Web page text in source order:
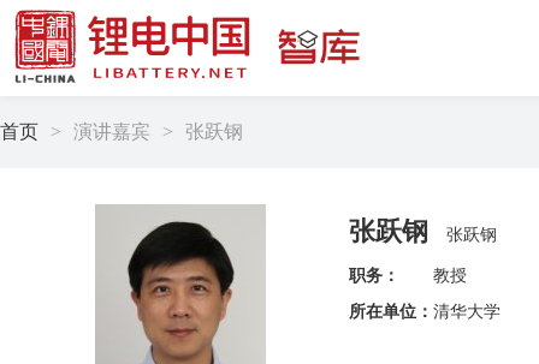
首页 > 演讲嘉宾 > 张跃钢
张跃钢 张跃钢
职务：
教授
所在单位： 清华大学